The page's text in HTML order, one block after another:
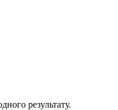
результату.